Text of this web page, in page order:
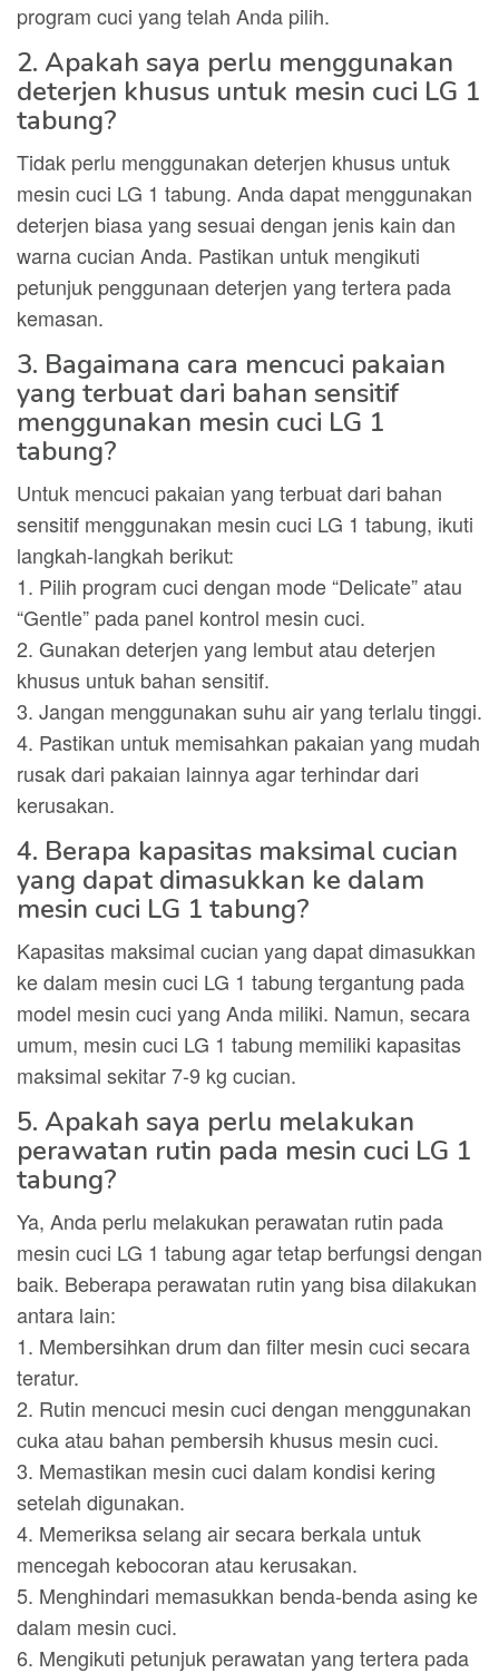
program cuci yang telah Anda pilih.
2. Apakah saya perlu menggunakan
deterjen khusus untuk mesin cuci LG 1
tabung?
Tidak perlu menggunakan deterjen khusus untuk
mesin cuci LG 1 tabung. Anda dapat menggunakan
deterjen biasa yang sesuai dengan jenis kain dan
warna cucian Anda. Pastikan untuk mengikuti
petunjuk penggunaan deterjen yang tertera pada
kemasan.
3. Bagaimana cara mencuci pakaian
yang terbuat dari bahan sensitif
menggunakan mesin cuci LG 1
tabung?
Untuk mencuci pakaian yang terbuat dari bahan
sensitif menggunakan mesin cuci LG 1 tabung, ikuti
langkah-langkah berikut:
1. Pilih program cuci dengan mode “Delicate” atau
“Gentle” pada panel kontrol mesin cuci.
2. Gunakan deterjen yang lembut atau deterjen
khusus untuk bahan sensitif.
3. Jangan menggunakan suhu air yang terlalu tinggi.
4. Pastikan untuk memisahkan pakaian yang mudah
rusak dari pakaian lainnya agar terhindar dari
kerusakan.
4. Berapa kapasitas maksimal cucian
yang dapat dimasukkan ke dalam
mesin cuci LG 1 tabung?
Kapasitas maksimal cucian yang dapat dimasukkan
ke dalam mesin cuci LG 1 tabung tergantung pada
model mesin cuci yang Anda miliki. Namun, secara
umum, mesin cuci LG 1 tabung memiliki kapasitas
maksimal sekitar 7-9 kg cucian.
5. Apakah saya perlu melakukan
perawatan rutin pada mesin cuci LG 1
tabung?
Ya, Anda perlu melakukan perawatan rutin pada
mesin cuci LG 1 tabung agar tetap berfungsi dengan
baik. Beberapa perawatan rutin yang bisa dilakukan
antara lain:
1. Membersihkan drum dan filter mesin cuci secara
teratur.
2. Rutin mencuci mesin cuci dengan menggunakan
cuka atau bahan pembersih khusus mesin cuci.
3. Memastikan mesin cuci dalam kondisi kering
setelah digunakan.
4. Memeriksa selang air secara berkala untuk
mencegah kebocoran atau kerusakan.
5. Menghindari memasukkan benda-benda asing ke
dalam mesin cuci.
6. Mengikuti petunjuk perawatan yang tertera pada